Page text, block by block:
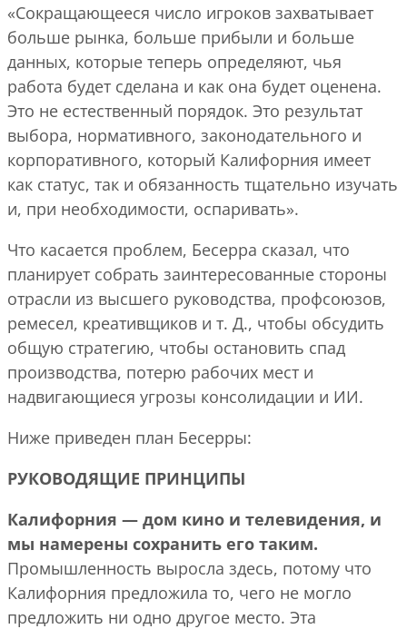
«Сокращающееся число игроков захватывает
больше рынка, больше прибыли и больше
данных, которые теперь определяют, чья
работа будет сделана и как она будет оценена.
Это не естественный порядок. Это результат
выбора, нормативного, законодательного и
корпоративного, который Калифорния имеет
как статус, так и обязанность тщательно изучать
и, при необходимости, оспаривать».
Что касается проблем, Бесерра сказал, что
планирует собрать заинтересованные стороны
отрасли из высшего руководства, профсоюзов,
ремесел, креативщиков и т. Д., чтобы обсудить
общую стратегию, чтобы остановить спад
производства, потерю рабочих мест и
надвигающиеся угрозы консолидации и ИИ.
Ниже приведен план Бесерры:
РУКОВОДЯЩИЕ ПРИНЦИПЫ
Калифорния — дом кино и телевидения, и
мы намерены сохранить его таким.
Промышленность выросла здесь, потому что
Калифорния предложила то, чего не могло
предложить ни одно другое место. Эта